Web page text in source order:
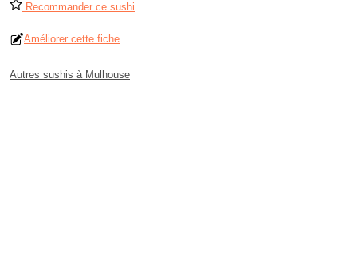
Recommander ce sushi
Améliorer cette fiche
Autres sushis à Mulhouse